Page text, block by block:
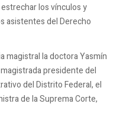
los vínculos y
asistentes del Derecho
magistral la doctora Yasmín
presidente del
del Distrito Federal, el
de la Suprema Corte,